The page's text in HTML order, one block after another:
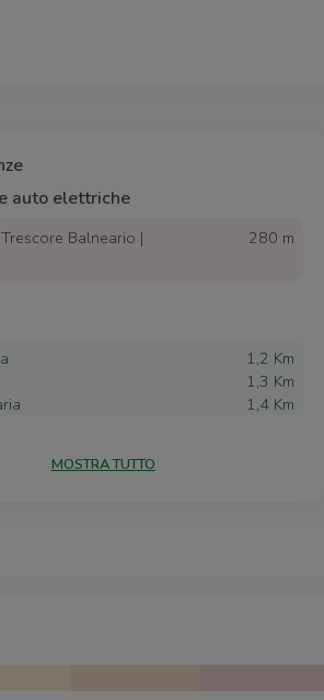
auto elettriche
Balneario |
280 m
1,2 Km
1,3 Km
1,4 Km
MOSTRA TUTTO